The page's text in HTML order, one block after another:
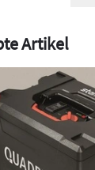
Artikel